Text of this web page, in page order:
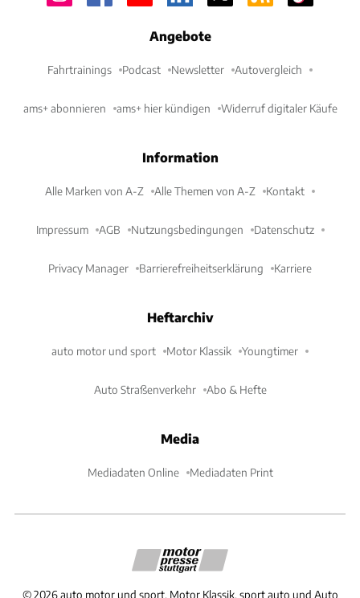
Angebote
Fahrtrainings Podcast Newsletter Autovergleich
ams+ abonnieren ams+ hier kündigen Widerruf digitaler Käufe
Information
Alle Marken von A-Z Alle Themen von A-Z Kontakt
Impressum AGB Nutzungsbedingungen Datenschutz
Privacy Manager Barrierefreiheitserklärung Karriere
Heftarchiv
auto motor und sport Motor Klassik Youngtimer
Auto Straßenverkehr Abo & Hefte
Media
Mediadaten Online Mediadaten Print
©2026 auto motor und sport, Motor Klassik, sport auto und Auto